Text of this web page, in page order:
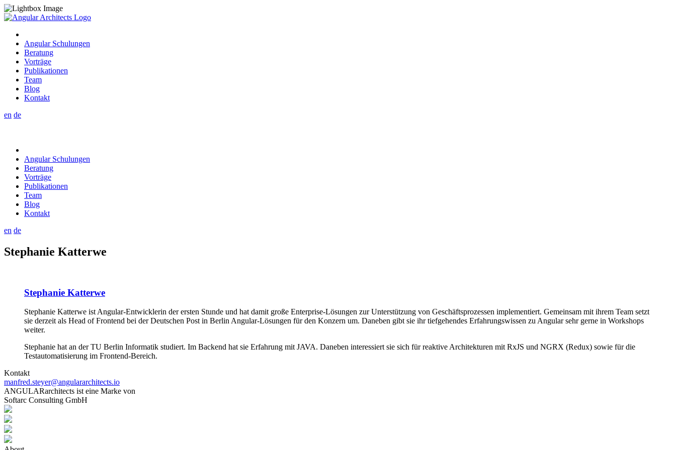
Angular Schulungen
Beratung
Vorträge
Publikationen
Team
Blog
Kontakt
en de
Angular Schulungen
Beratung
Vorträge
Publikationen
Team
Blog
Kontakt
en de
Stephanie Katterwe
Stephanie Katterwe
Stephanie Katterwe ist Angular-Entwicklerin der ersten Stunde und hat damit große Enterprise-Lösungen zur Unterstützung von Geschäftsprozessen implementiert. Gemeinsam mit ihrem Team setzt
sie derzeit als Head of Frontend bei der Deutschen Post in Berlin Angular-Lösungen für den Konzern um. Daneben gibt sie ihr tiefgehendes Erfahrungswissen zu Angular sehr gerne in Workshops
weiter.
Stephanie hat an der TU Berlin Informatik studiert. Im Backend hat sie Erfahrung mit JAVA. Daneben interessiert sie sich für reaktive Architekturen mit RxJS und NGRX (Redux) sowie für die
Testautomatisierung im Frontend-Bereich.
Kontakt
manfred.steyer@angulararchitects.io
ANGULARarchitects ist eine Marke von
Softarc Consulting GmbH